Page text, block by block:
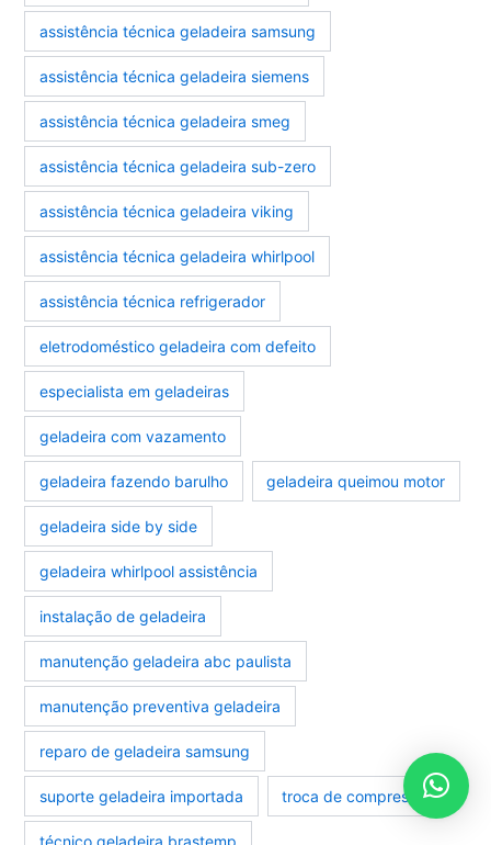
assistência técnica geladeira samsung
assistência técnica geladeira siemens
assistência técnica geladeira smeg
assistência técnica geladeira sub-zero
assistência técnica geladeira viking
assistência técnica geladeira whirlpool
assistência técnica refrigerador
eletrodoméstico geladeira com defeito
especialista em geladeiras
geladeira com vazamento
geladeira fazendo barulho geladeira queimou motor
geladeira side by side
geladeira whirlpool assistência
instalação de geladeira
manutenção geladeira abc paulista
manutenção preventiva geladeira
reparo de geladeira samsung
suporte geladeira importada troca de compressor